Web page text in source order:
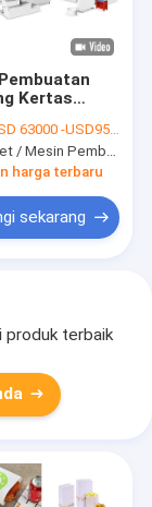
Kertas
Pegangan
63000 -USD95000
Kantong Kertas Belanja Otomatis Dengan Pegangan Tali
harga terbaru
sekarang
produk terbaik